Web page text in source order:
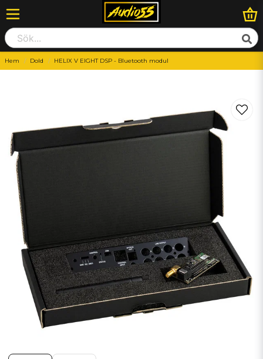
Hem Dold HELIX V EIGHT DSP - Bluetooth modul